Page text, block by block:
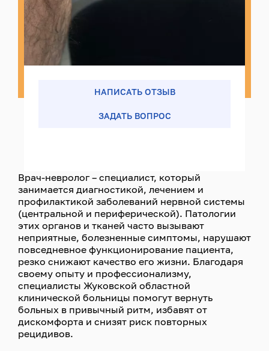
НАПИСАТЬ ОТЗЫВ
ЗАДАТЬ ВОПРОС
Врач-невролог – специалист, который
занимается диагностикой, лечением и
профилактикой заболеваний нервной системы
(центральной и периферической). Патологии
этих органов и тканей часто вызывают
неприятные, болезненные симптомы, нарушают
повседневное функционирование пациента,
резко снижают качество его жизни. Благодаря
своему опыту и профессионализму,
специалисты Жуковской областной
клинической больницы помогут вернуть
больных в привычный ритм, избавят от
дискомфорта и снизят риск повторных
рецидивов.